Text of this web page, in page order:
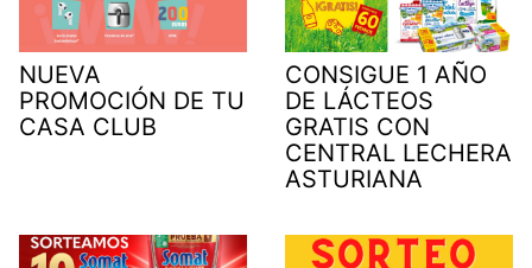
NUEVA
PROMOCIÓN DE TU
CASA CLUB
CONSIGUE 1 AÑO
DE LÁCTEOS
GRATIS CON
CENTRAL LECHERA
ASTURIANA